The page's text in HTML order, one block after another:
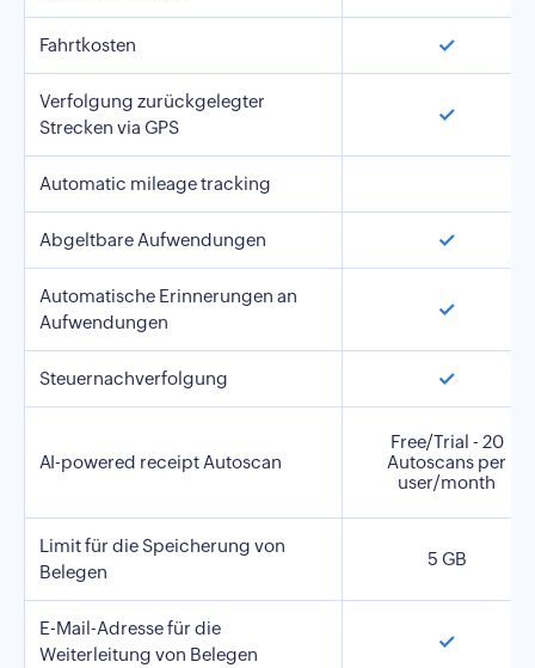
Fahrtkosten ✓
Verfolgung zurückgelegter
Strecken via GPS
✓
Automatic mileage tracking
Abgeltbare Aufwendungen ✓
Automatische Erinnerungen an
Aufwendungen
✓
Steuernachverfolgung ✓
AI-powered receipt Autoscan
Free/Trial - 20
Autoscans per
user/month
Limit für die Speicherung von
Belegen
5 GB
E-Mail-Adresse für die
Weiterleitung von Belegen
✓